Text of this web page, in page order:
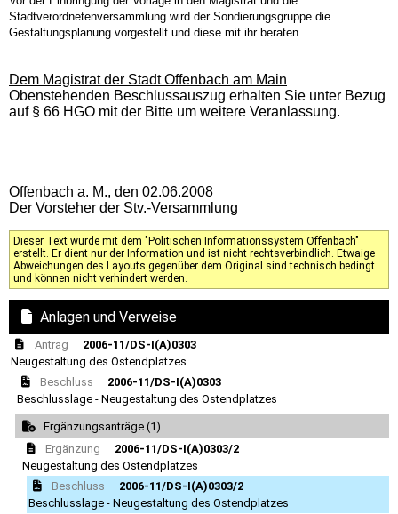
Stadtverordnetenversammlung wird der Sondierungsgruppe die
Gestaltungsplanung vorgestellt und diese mit ihr beraten.
Dem Magistrat der Stadt Offenbach am Main
Obenstehenden Beschlussauszug erhalten Sie unter Bezug
auf § 66 HGO mit der Bitte um weitere Veranlassung.
Offenbach a. M., den 02.06.2008
Der Vorsteher der Stv.-Versammlung
Dieser Text wurde mit dem "Politischen Informationssystem Offenbach"
erstellt. Er dient nur der Information und ist nicht rechtsverbindlich. Etwaige
Abweichungen des Layouts gegenüber dem Original sind technisch bedingt
und können nicht verhindert werden.
Anlagen und Verweise
Antrag
2006-11/DS-I(A)0303
Neugestaltung des Ostendplatzes
Beschluss
2006-11/DS-I(A)0303
Beschlusslage - Neugestaltung des Ostendplatzes
Ergänzungsanträge (1)
Ergänzung
2006-11/DS-I(A)0303/2
Neugestaltung des Ostendplatzes
Beschluss
2006-11/DS-I(A)0303/2
Beschlusslage - Neugestaltung des Ostendplatzes